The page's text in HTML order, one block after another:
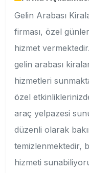
Gelin Arabası
firması, özel
hizmet
gelin arabası
hizmetleri
özel
araç yelpazesi
düzenli olarak
temizlenmektedir,
hizmeti